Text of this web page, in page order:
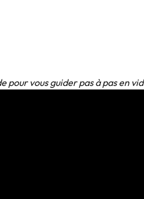
pour vous guider pas à pas en